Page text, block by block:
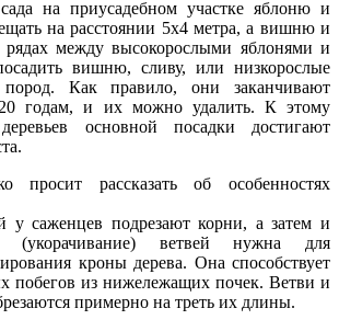
на приусадебном участке яблоню и
на расстоянии 5x4 метра, а вишню и
между высокорослыми яблонями и
вишню, сливу, или низкорослые
Как правило, они заканчивают
годам, и их можно удалить. К этому
основной посадки достигают
просит рассказать об особенностях
у саженцев подрезают корни, а затем и
(укорачивание) ветвей нужна для
кроны дерева. Она способствует
побегов из нижележащих почек. Ветви и
примерно на треть их длины.